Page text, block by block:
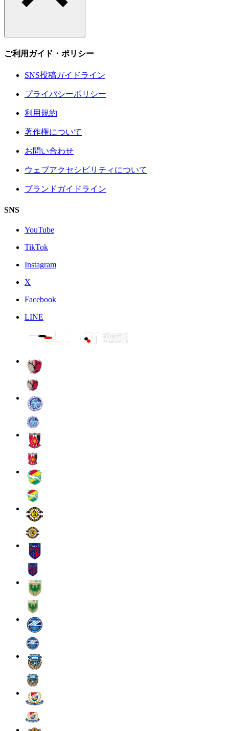
ご利用ガイド・ポリシー
SNS投稿ガイドライン
プライバシーポリシー
利用規約
著作権について
お問い合わせ
ウェブアクセシビリティについて
ブランドガイドライン
SNS
YouTube
TikTok
Instagram
X
Facebook
LINE